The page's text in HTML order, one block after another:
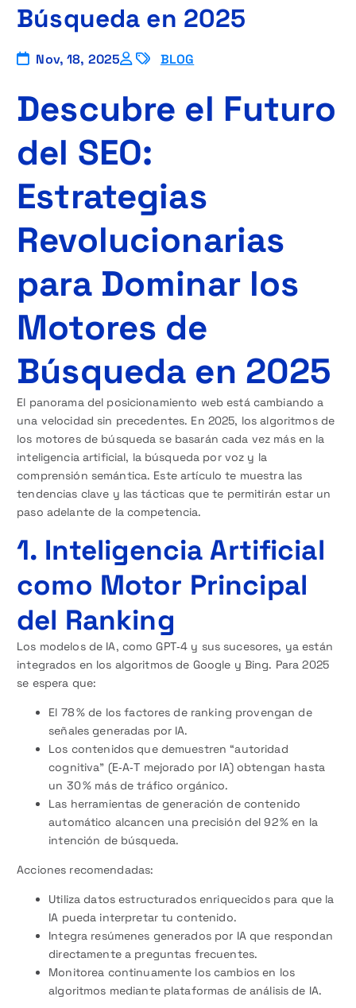
Búsqueda en 2025
Nov, 18, 2025 BLOG
Descubre el Futuro
del SEO:
Estrategias
Revolucionarias
para Dominar los
Motores de
Búsqueda en 2025
El panorama del posicionamiento web está cambiando a
una velocidad sin precedentes. En 2025, los algoritmos de
los motores de búsqueda se basarán cada vez más en la
inteligencia artificial, la búsqueda por voz y la
comprensión semántica. Este artículo te muestra las
tendencias clave y las tácticas que te permitirán estar un
paso adelante de la competencia.
1. Inteligencia Artificial
como Motor Principal
del Ranking
Los modelos de IA, como GPT‑4 y sus sucesores, ya están
integrados en los algoritmos de Google y Bing. Para 2025
se espera que:
El 78 % de los factores de ranking provengan de
señales generadas por IA.
Los contenidos que demuestren “autoridad
cognitiva” (E‑A‑T mejorado por IA) obtengan hasta
un 30 % más de tráfico orgánico.
Las herramientas de generación de contenido
automático alcancen una precisión del 92 % en la
intención de búsqueda.
Acciones recomendadas:
Utiliza datos estructurados enriquecidos para que la
IA pueda interpretar tu contenido.
Integra resúmenes generados por IA que respondan
directamente a preguntas frecuentes.
Monitorea continuamente los cambios en los
algoritmos mediante plataformas de análisis de IA.